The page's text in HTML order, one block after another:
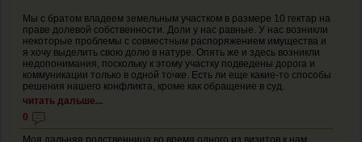
Мы с братом владеем земельным участком в размере 10 гектар на
праве долевой собственности. Доли у нас равные. У нас возникли
некоторые проблемы с совместным распоряжением имущества и
я хочу выделить свою долю в натуре. Опять же и здесь возникли
недопонимания, поскольку к этому участку подведены дорога и
коммуникации только в одной точке. Есть ли еще какие-то способы
решения нашего конфликта, кроме как обращение в суд.
читать дальше...
0
Моя дальняя родственница во время одного из визитов к нам